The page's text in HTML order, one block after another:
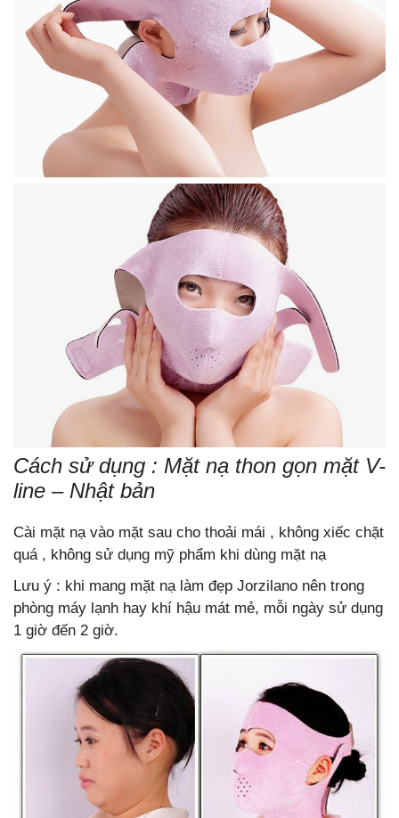
Cách sử dụng : Mặt nạ thon gọn mặt V-
line – Nhật bản
Cài mặt nạ vào mặt sau cho thoải mái , không xiếc chặt
quá , không sử dụng mỹ phẩm khi dùng mặt nạ
Lưu ý : khi mang mặt nạ làm đẹp Jorzilano nên trong
phòng máy lạnh hay khí hậu mát mẻ, mỗi ngày sử dụng
1 giờ đến 2 giờ.